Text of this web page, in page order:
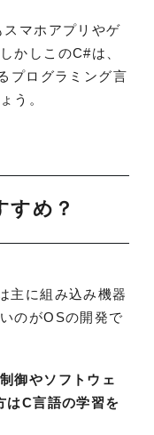
スマホアプリやゲ
かしこのC#は、
プログラミング言
う。
すめ？
主に組み込み機器
のがOSの開発で
御やソフトウェ
はC言語の学習を